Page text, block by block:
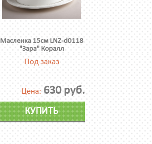
Масленка 15см LNZ-d0118
"Зара" Коралл
Под заказ
Цена: 630 руб.
КУПИТЬ